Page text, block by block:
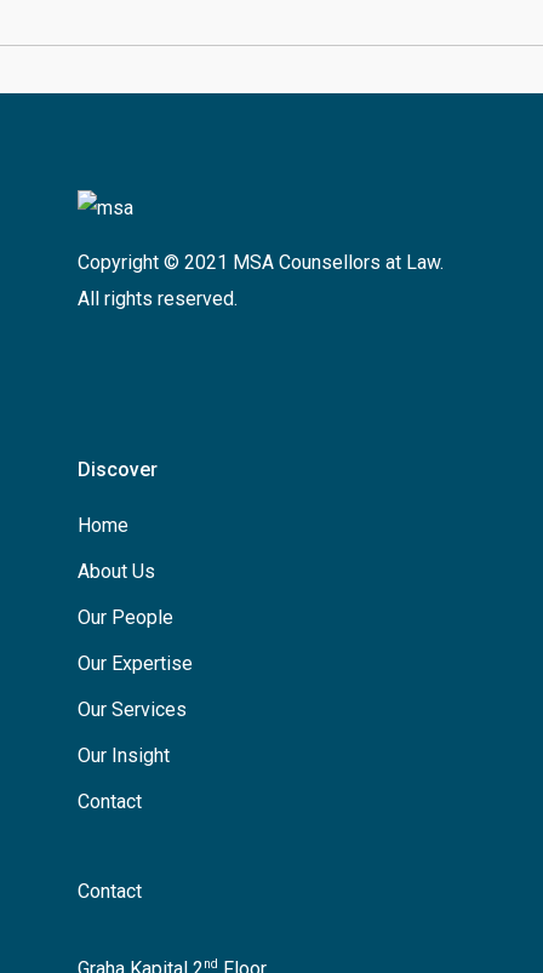
Copyright © 2021 MSA Counsellors at Law.
All rights reserved.
Discover
Home
About Us
Our People
Our Expertise
Our Services
Our Insight
Contact
Contact
nd